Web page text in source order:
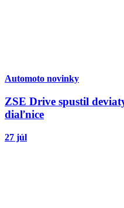
Automoto novinky
ZSE Drive spustil
diaľnice
27 júl